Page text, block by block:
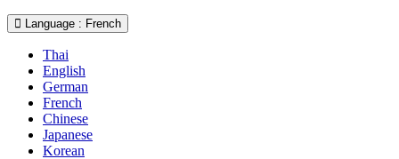
Language : French
Thai
English
German
French
Chinese
Japanese
Korean